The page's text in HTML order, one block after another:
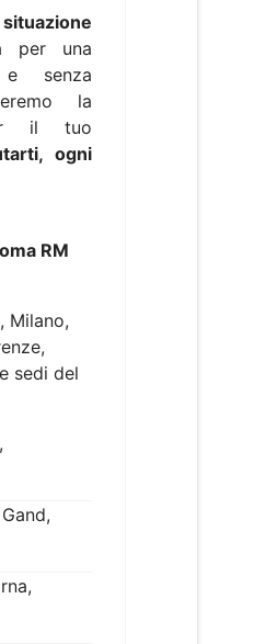
per una
e senza
la
il tuo
ogni
RM
Milano,
sedi del